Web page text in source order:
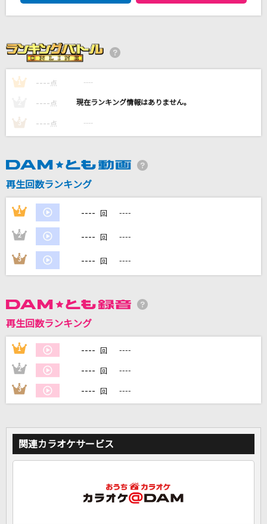
Mrs. GREEN APPLE
夏祭り
[生音]ひまわりの約束
優里
カラオケ最新情報をチェック！
1 ---- 点 ----
---- 点 ----
3 ---- 点 ----
再生回数ランキング
1 ---- 回 ----
2 ---- 回 ----
3 ---- 回 ----
再生回数ランキング
1 ---- 回 ----
2 ---- 回 ----
3 ---- 回 ----
関連カラオケサービス